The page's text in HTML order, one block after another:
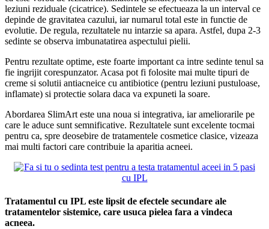
leziuni reziduale (cicatrice). Sedintele se efectueaza la un interval ce
depinde de gravitatea cazului, iar numarul total este in functie de
evolutie. De regula, rezultatele nu intarzie sa apara. Astfel, dupa 2-3
sedinte se observa imbunatatirea aspectului pielii.
Pentru rezultate optime, este foarte important ca intre sedinte tenul sa
fie ingrijit corespunzator. Acasa pot fi folosite mai multe tipuri de
creme si solutii antiacneice cu antibiotice (pentru leziuni pustuloase,
inflamate) si protectie solara daca va expuneti la soare.
Abordarea SlimArt este una noua si integrativa, iar ameliorarile pe
care le aduce sunt semnificative. Rezultatele sunt excelente tocmai
pentru ca, spre deosebire de tratamentele cosmetice clasice, vizeaza
mai multi factori care contribuie la aparitia acneei.
Tratamentul cu IPL este lipsit de efectele secundare ale
tratamentelor sistemice, care usuca pielea fara a vindeca
acneea.